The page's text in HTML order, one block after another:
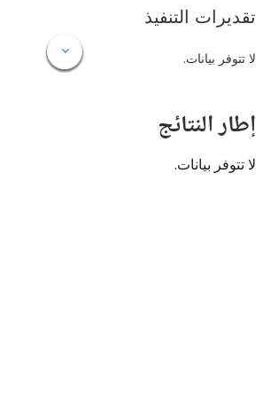
التنفيذ
بيانات.
بيانات.